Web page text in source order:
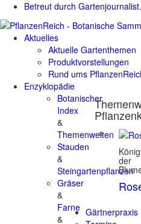
Betreut durch
Aktuelles
Aktuelle Gartenthemen
Produktvorstellungen
Rund ums
Enzyklopädie
Botanischer
Index
&
Themenwelten
Stauden
&
Steingartenpflanzen
Gräser
&
Farne
&
der
Gärtnerpraxis